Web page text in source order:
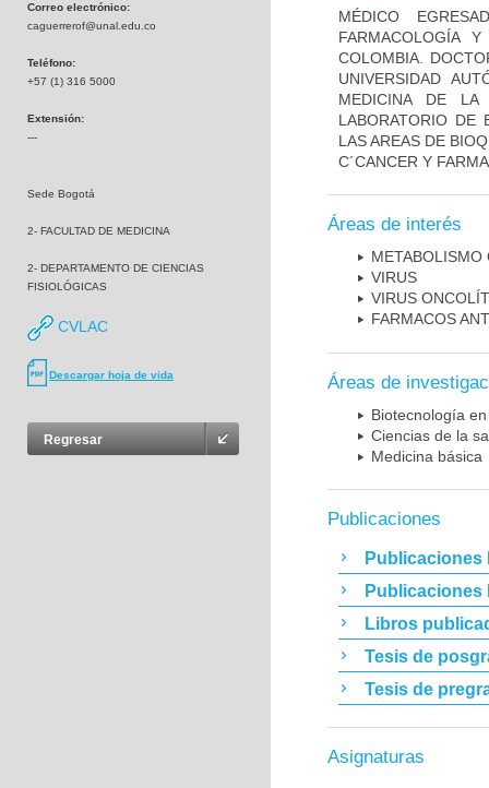
Correo electrónico:
caguerrerof@unal.edu.co
Teléfono:
+57 (1) 316 5000
Extensión:
---
Sede Bogotá
2- FACULTAD DE MEDICINA
2- DEPARTAMENTO DE CIENCIAS
FISIOLÓGICAS
CVLAC
Descargar hoja de vida
Regresar
MÉDICO
FARMACOLOGÍA
COLOMBIA.
UNIVERSIDAD
MEDICINA DE LA
LABORATORIO DE
LAS AREAS DE
C´CANCER Y
Áreas de interés
METABOLISMO
VIRUS
VIRUS
FARMACOS
Áreas de
Biotecnología
Ciencias de la
Medicina básica
Publicaciones
Publicaciones
Publicaciones
Libros
Tesis de
Tesis de
Asignaturas